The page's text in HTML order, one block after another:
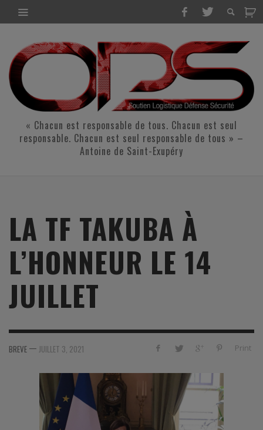
« Chacun est responsable de tous. Chacun est seul
responsable. Chacun est seul responsable de tous » –
Antoine de Saint-Exupéry
LA TF TAKUBA À
L’HONNEUR LE 14
JUILLET
Print
BREVE — JUILLET 3, 2021